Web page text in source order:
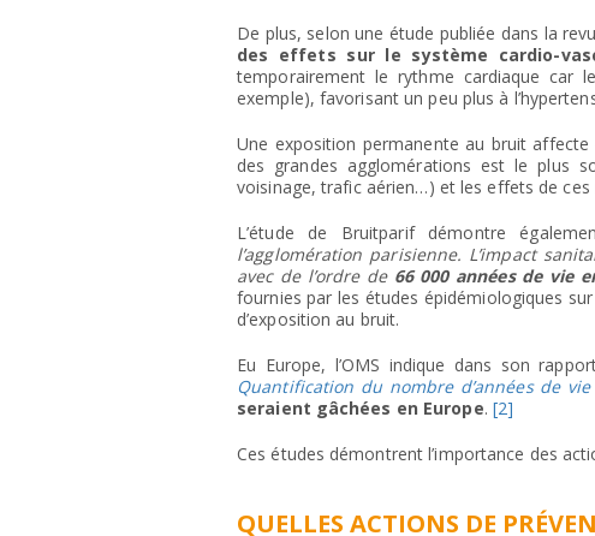
De plus, selon une étude publiée dans la
des effets sur le système cardio-
temporairement le rythme cardiaque car
exemple), favorisant un peu plus à
Une exposition permanente au bruit
des grandes agglomérations est le plus
voisinage, trafic aérien…) et les effets de
L’étude de Bruitparif démontre
l’agglomération parisienne. L’impact
avec de l’ordre de66 000 années de vie
fournies par les études épidémiologiques
d’exposition au bruit.
Eu Europe, l’OMS indique dans son
Quantification du nombre d’années de
seraient gâchées en Europe. [2]
Ces études démontrent l’importance des
QUELLES ACTIONS DE